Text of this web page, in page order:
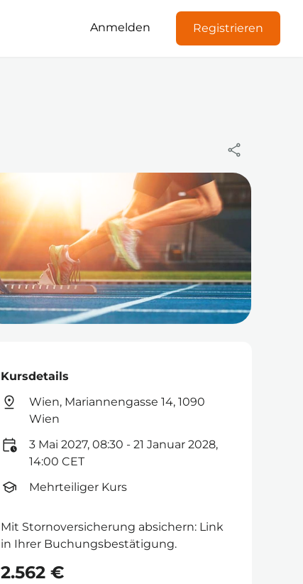
Anmelden Registrieren
Kursdetails
Wien, Mariannengasse 14, 1090
Wien
3 Mai 2027, 08:30 - 21 Januar 2028,
14:00 CET
Mehrteiliger Kurs
Mit Stornoversicherung absichern: Link
in Ihrer Buchungsbestätigung.
2.562 €